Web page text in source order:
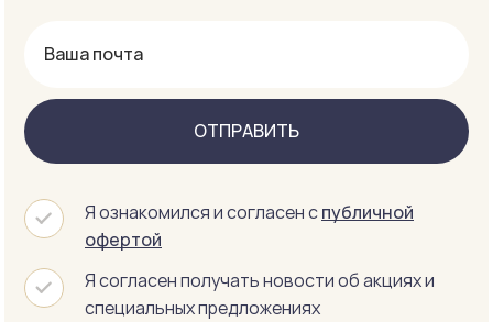
ОТПРАВИТЬ
Я ознакомился и согласен спубличной
офертой
Я согласен получать новости об акциях и
специальных предложениях